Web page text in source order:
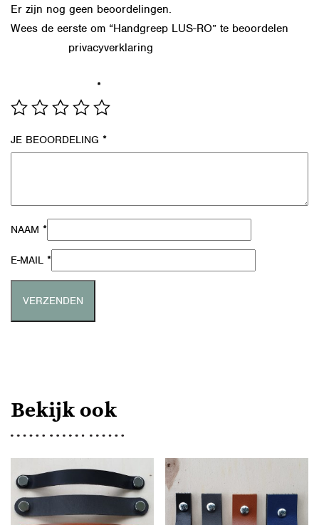
Er zijn nog geen beoordelingen.
Wees de eerste om “Handgreep LUS-RO” te beoordelen
privacyverklaring
*
JE BEOORDELING *
NAAM *
E-MAIL *
Bekijk ook